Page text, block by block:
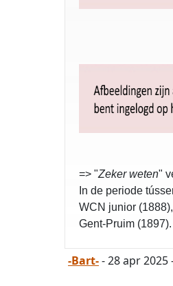
=> "Zeker weten"
In de periode
WCN junior
Gent-Pruim (1897).
-Bart-- 28 apr 2025